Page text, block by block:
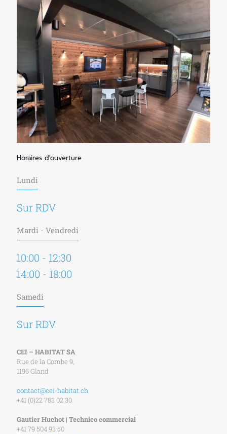
Horaires d'ouverture
Lundi
Sur RDV
Mardi - Vendredi
10:00 - 12:30
14:00 - 18:00
Samedi
Sur RDV
CEI – HABITAT SA
Rue de la Combe 9,
1196 Gland
contact@cei-habitat.ch
+41 (0)22 783 02 30
Gautier Huchot | Technico commercial
+41 79 504 93 50